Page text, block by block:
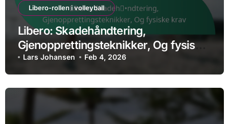
Libero-rollen i volleyball
Libero: Skadehåndtering,
Gjenopprettingsteknikker, Og fysiske
krav
Lars Johansen Feb 4, 2026